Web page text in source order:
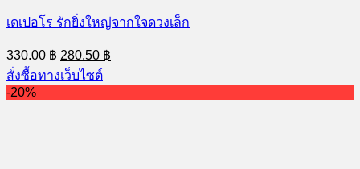
เดเปอโร รักยิ่งใหญ่จากใจดวงเล็ก
330.00฿ Original
price
was:
330.00 ฿.
280.50 ฿
price
280.50 ฿.
สั่งซื้อทางเว็บไซต์
-20%